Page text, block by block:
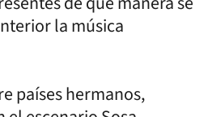
la música
países hermanos,